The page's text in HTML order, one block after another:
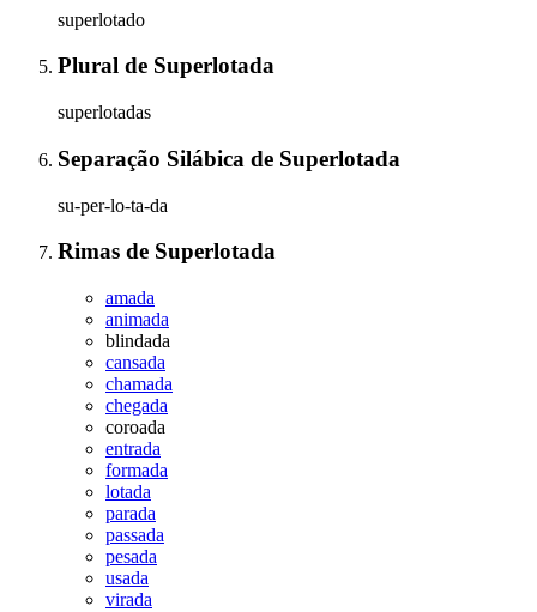
superlotado
Plural de Superlotada
superlotadas
Separação Silábica de Superlotada
su-per-lo-ta-da
Rimas de Superlotada
amada
animada
blindada
cansada
chamada
chegada
coroada
entrada
formada
lotada
parada
passada
pesada
usada
virada